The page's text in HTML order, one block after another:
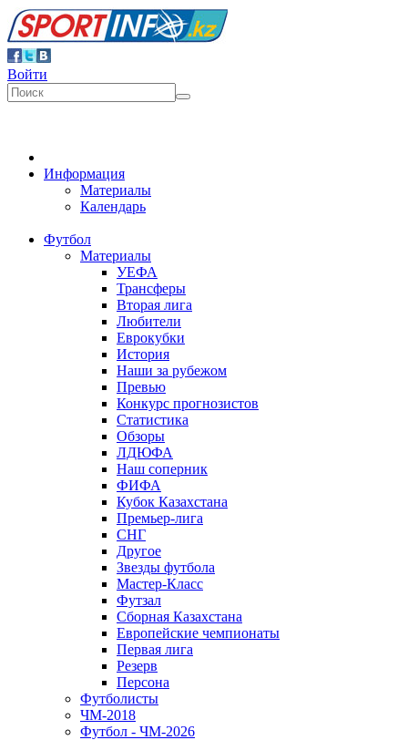
Войти
Информация
Материалы
Календарь
Футбол
Материалы
УЕФА
Трансферы
Вторая лига
Любители
Еврокубки
История
Наши за рубежом
Превью
Конкурс прогнозистов
Статистика
Обзоры
ЛДЮФА
Наш соперник
ФИФА
Кубок Казахстана
Премьер-лига
СНГ
Другое
Звезды футбола
Мастер-Класс
Футзал
Сборная Казахстана
Европейские чемпионаты
Первая лига
Резерв
Персона
Футболисты
ЧМ-2018
Футбол - ЧМ-2026